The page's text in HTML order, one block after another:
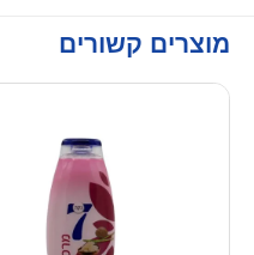
מוצרים קשורים